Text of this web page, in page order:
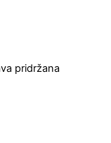
pridržana